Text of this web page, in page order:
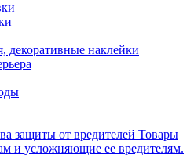
декоративные наклейки
защиты от вредителей Товары
и усложняющие ее вредителям.